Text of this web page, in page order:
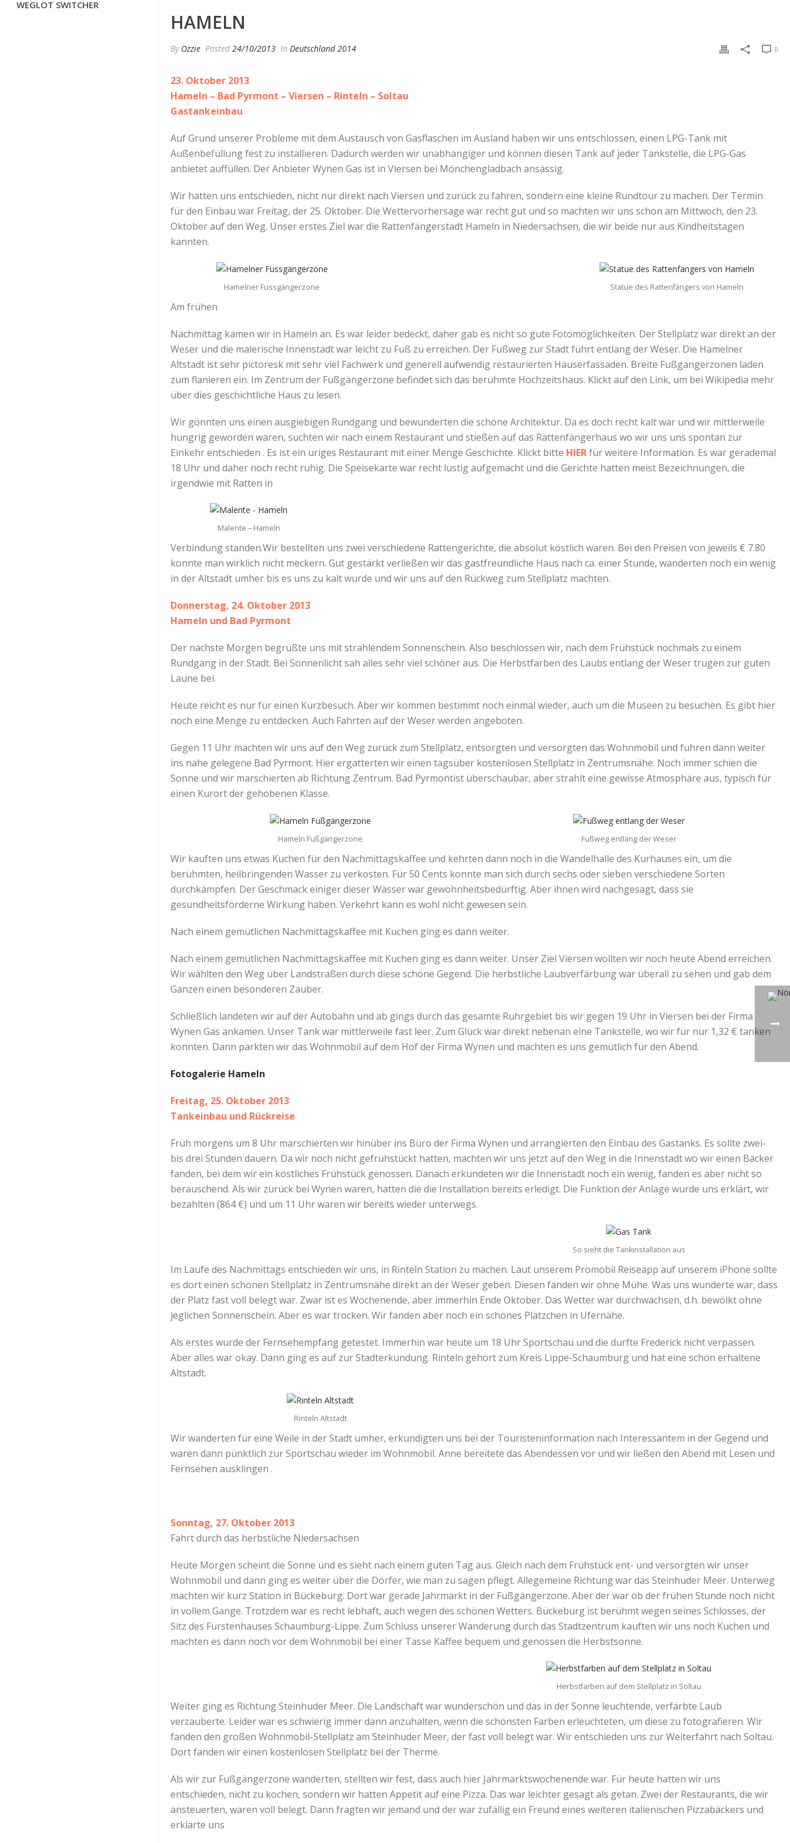
WEGLOT SWITCHER
HAMELN
By Ozzie Posted 24/10/2013 In Deutschland 2014 0
23. Oktober 2013
Hameln – Bad Pyrmont – Viersen – Rinteln – Soltau
Gastankeinbau
Auf Grund unserer Probleme mit dem Austausch von Gasflaschen im Ausland haben wir uns entschlossen, einen LPG-Tank mit
Außenbefüllung fest zu installieren. Dadurch werden wir unabhängiger und können diesen Tank auf jeder Tankstelle, die LPG-Gas
anbietet auffüllen. Der Anbieter Wynen Gas ist in Viersen bei Mönchengladbach ansässig.
Wir hatten uns entschieden, nicht nur direkt nach Viersen und zurück zu fahren, sondern eine kleine Rundtour zu machen. Der Termin
für den Einbau war Freitag, der 25. Oktober. Die Wettervorhersage war recht gut und so machten wir uns schon am Mittwoch, den 23.
Oktober auf den Weg. Unser erstes Ziel war die Rattenfängerstadt Hameln in Niedersachsen, die wir beide nur aus Kindheitstagen
kannten.
Hamelner Fussgängerzone Statue des Rattenfängers von Hameln
Am frühen
Nachmittag kamen wir in Hameln an. Es war leider bedeckt, daher gab es nicht so gute Fotomöglichkeiten. Der Stellplatz war direkt an der
Weser und die malerische Innenstadt war leicht zu Fuß zu erreichen. Der Fußweg zur Stadt führt entlang der Weser. Die Hamelner
Altstadt ist sehr pictoresk mit sehr viel Fachwerk und generell aufwendig restaurierten Häuserfassaden. Breite Fußgängerzonen laden
zum flanieren ein. Im Zentrum der Fußgängerzone befindet sich das berühmte Hochzeitshaus. Klickt auf den Link, um bei Wikipedia mehr
über dies geschichtliche Haus zu lesen.
Wir gönnten uns einen ausgiebigen Rundgang und bewunderten die schöne Architektur. Da es doch recht kalt war und wir mittlerweile
hungrig geworden waren, suchten wir nach einem Restaurant und stießen auf das Rattenfängerhaus wo wir uns uns spontan zur
Einkehr entschieden . Es ist ein uriges Restaurant mit einer Menge Geschichte. Klickt bitte HIERfür weitere Information. Es war gerademal
18 Uhr und daher noch recht ruhig. Die Speisekarte war recht lustig aufgemacht und die Gerichte hatten meist Bezeichnungen, die
irgendwie mit Ratten in
Malente – Hameln
Verbindung standen.Wir bestellten uns zwei verschiedene Rattengerichte, die absolut köstlich waren. Bei den Preisen von jeweils € 7.80
konnte man wirklich nicht meckern. Gut gestärkt verließen wir das gastfreundliche Haus nach ca. einer Stunde, wanderten noch ein wenig
in der Altstadt umher bis es uns zu kalt wurde und wir uns auf den Rückweg zum Stellplatz machten.
Donnerstag, 24. Oktober 2013
Hameln und Bad Pyrmont
Der nächste Morgen begrüßte uns mit strahlendem Sonnenschein. Also beschlossen wir, nach dem Frühstück nochmals zu einem
Rundgang in der Stadt. Bei Sonnenlicht sah alles sehr viel schöner aus. Die Herbstfarben des Laubs entlang der Weser trugen zur guten
Laune bei.
Heute reicht es nur für einen Kurzbesuch. Aber wir kommen bestimmt noch einmal wieder, auch um die Museen zu besuchen. Es gibt hier
noch eine Menge zu entdecken. Auch Fahrten auf der Weser werden angeboten.
Gegen 11 Uhr machten wir uns auf den Weg zurück zum Stellplatz, entsorgten und versorgten das Wohnmobil und fuhren dann weiter
ins nahe gelegene Bad Pyrmont. Hier ergatterten wir einen tagsüber kostenlosen Stellplatz in Zentrumsnähe. Noch immer schien die
Sonne und wir marschierten ab Richtung Zentrum. Bad Pyrmontist überschaubar, aber strahlt eine gewisse Atmosphäre aus, typisch für
einen Kurort der gehobenen Klasse.
Fußweg entlang der Weser
Hameln Fußgängerzone
Wir kauften uns etwas Kuchen für den Nachmittagskaffee und kehrten dann noch in die Wandelhalle des Kurhauses ein, um die
berühmten, heilbringenden Wasser zu verkosten. Für 50 Cents konnte man sich durch sechs oder sieben verschiedene Sorten
durchkämpfen. Der Geschmack einiger dieser Wässer war gewohnheitsbedürftig. Aber ihnen wird nachgesagt, dass sie
gesundheitsförderne Wirkung haben. Verkehrt kann es wohl nicht gewesen sein.
Nach einem gemütlichen Nachmittagskaffee mit Kuchen ging es dann weiter.
Nach einem gemütlichen Nachmittagskaffee mit Kuchen ging es dann weiter. Unser Ziel Viersen wollten wir noch heute Abend erreichen.
Wir wählten den Weg über Landstraßen durch diese schöne Gegend. Die herbstliche Laubverfärbung war überall zu sehen und gab dem
Ganzen einen besonderen Zauber.
Schließlich landeten wir auf der Autobahn und ab gings durch das gesamte Ruhrgebiet bis wir gegen 19 Uhr in Viersen bei der Firma
Wynen Gas ankamen. Unser Tank war mittlerweile fast leer. Zum Glück war direkt nebenan eine Tankstelle, wo wir für nur 1,32 € tanken
konnten. Dann parkten wir das Wohnmobil auf dem Hof der Firma Wynen und machten es uns gemütlich für den Abend.
Fotogalerie Hameln
Freitag, 25. Oktober 2013
Tankeinbau und Rückreise
Früh morgens um 8 Uhr marschierten wir hinüber ins Büro der Firma Wynen und arrangierten den Einbau des Gastanks. Es sollte zwei-
bis drei Stunden dauern. Da wir noch nicht gefrühstückt hatten, machten wir uns jetzt auf den Weg in die Innenstadt wo wir einen Bäcker
fanden, bei dem wir ein köstliches Frühstück genossen. Danach erkundeten wir die Innenstadt noch ein wenig, fanden es aber nicht so
berauschend. Als wir zurück bei Wynen waren, hatten die die Installation bereits erledigt. Die Funktion der Anlage wurde uns erklärt, wir
bezahlten (864 €) und um 11 Uhr waren wir bereits wieder unterwegs.
So sieht die Tankinstallation aus
Im Laufe des Nachmittags entschieden wir uns, in Rinteln Station zu machen. Laut unserem Promobil Reiseapp auf unserem iPhone sollte
es dort einen schönen Stellplatz in Zentrumsnähe direkt an der Weser geben. Diesen fanden wir ohne Mühe. Was uns wunderte war, dass
der Platz fast voll belegt war. Zwar ist es Wochenende, aber immerhin Ende Oktober. Das Wetter war durchwachsen, d.h. bewölkt ohne
jeglichen Sonnenschein. Aber es war trocken. Wir fanden aber noch ein schönes Plätzchen in Ufernähe.
Als erstes wurde der Fernsehempfang getestet. Immerhin war heute um 18 Uhr Sportschau und die durfte Frederick nicht verpassen.
Aber alles war okay. Dann ging es auf zur Stadterkundung. Rinteln gehört zum Kreis Lippe-Schaumburg und hat eine schön erhaltene
Altstadt.
Rinteln Altstadt
Wir wanderten für eine Weile in der Stadt umher, erkundigten uns bei der Touristeninformation nach Interessantem in der Gegend und
waren dann pünktlich zur Sportschau wieder im Wohnmobil. Anne bereitete das Abendessen vor und wir ließen den Abend mit Lesen und
Fernsehen ausklingen .
Sonntag, 27. Oktober 2013
Fahrt durch das herbstliche Niedersachsen
Heute Morgen scheint die Sonne und es sieht nach einem guten Tag aus. Gleich nach dem Frühstück ent- und versorgten wir unser
Wohnmobil und dann ging es weiter über die Dörfer, wie man zu sagen pflegt. Allegemeine Richtung war das Steinhuder Meer. Unterweg
machten wir kurz Station in Bückeburg. Dort war gerade Jahrmarkt in der Fußgängerzone. Aber der war ob der frühen Stunde noch nicht
in vollem Gange. Trotzdem war es recht lebhaft, auch wegen des schönen Wetters. Bückeburg ist berühmt wegen seines Schlosses, der
Sitz des Fürstenhauses Schaumburg-Lippe. Zum Schluss unserer Wanderung durch das Stadtzentrum kauften wir uns noch Kuchen und
machten es dann noch vor dem Wohnmobil bei einer Tasse Kaffee bequem und genossen die Herbstsonne.
Herbstfarben auf dem Stellplatz in Soltau
Weiter ging es Richtung Steinhuder Meer. Die Landschaft war wunderschön und das in der Sonne leuchtende, verfärbte Laub
verzauberte. Leider war es schwierig immer dann anzuhalten, wenn die schönsten Farben erleuchteten, um diese zu fotografieren. Wir
fanden den großen Wohnmobil-Stellplatz am Steinhuder Meer, der fast voll belegt war. Wir entschieden uns zur Weiterfahrt nach Soltau.
Dort fanden wir einen kostenlosen Stellplatz bei der Therme.
Als wir zur Fußgängerzone wanderten, stellten wir fest, dass auch hier Jahrmarktswochenende war. Für heute hatten wir uns
entschieden, nicht zu kochen, sondern wir hatten Appetit auf eine Pizza. Das war leichter gesagt als getan. Zwei der Restaurants, die wir
ansteuerten, waren voll belegt. Dann fragten wir jemand und der war zufällig ein Freund eines weiteren italienischen Pizzabäckers und
erklärte uns